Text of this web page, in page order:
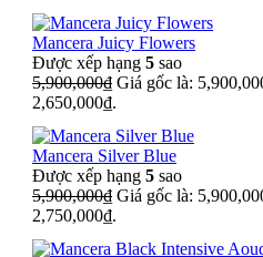
Mancera Juicy Flowers
Được xếp hạng 5 sao
5,900,000₫ Giá gốc là:
2,650,000₫.
Mancera Silver Blue
Được xếp hạng 5 sao
5,900,000₫ Giá gốc là:
2,750,000₫.